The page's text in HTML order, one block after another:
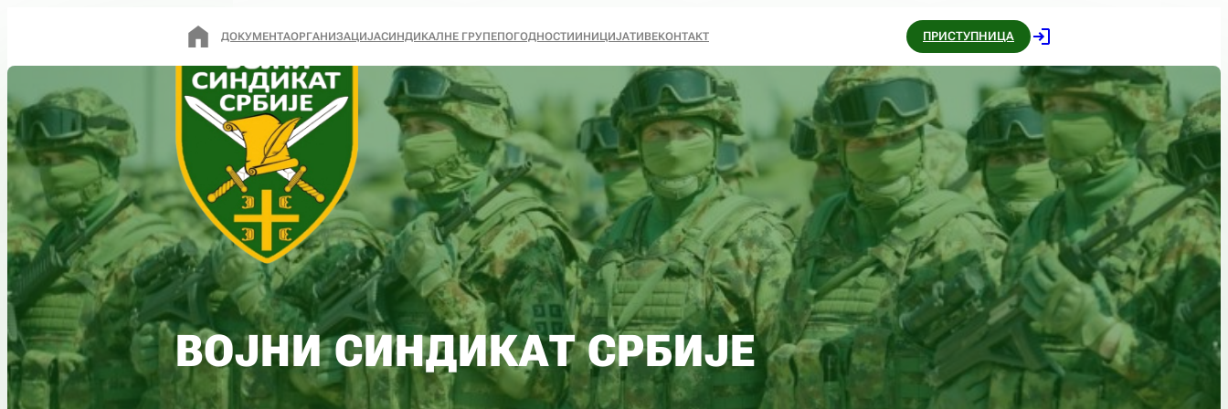
ДОКУМЕНТАОРГАНИЗАЦИЈАСИНДИКАЛНЕ ГРУПЕПОГОДНОСТИИНИЦИЈАТИВЕКОНТАКТ ПРИСТУПНИЦА
ВОЈНИ СИНДИКАТ СРБИЈЕ